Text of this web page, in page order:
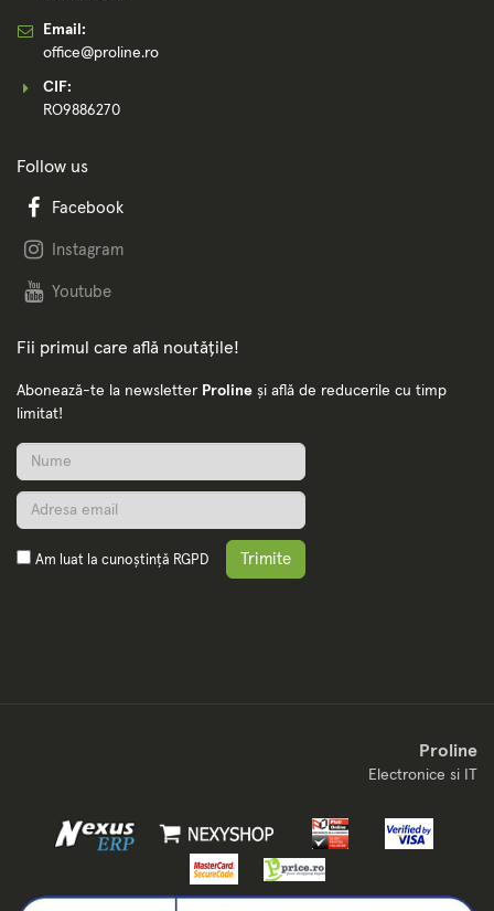
Email:
office@proline.ro
CIF:
RO9886270
Follow us
Facebook
Instagram
Youtube
Fii primul care află noutățile!
Abonează-te la newsletter Proline și află de reducerile cu timp
limitat!
Am luat la cunoștință RGPD Trimite
Proline
Electronice si IT